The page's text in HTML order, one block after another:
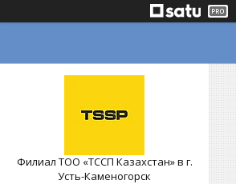
Филиал ТОО «ТССП Казахстан» в г.
Усть-Каменогорск